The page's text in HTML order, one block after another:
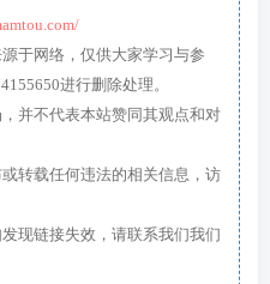
于网络，仅供大家学习与参
进行删除处理。
并不代表本站赞同其观点和对
转载任何违法的相关信息，访
现链接失效，请联系我们我们